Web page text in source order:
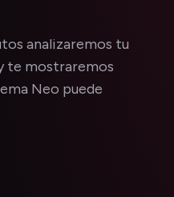
analizaremos tu
te mostraremos
Neo puede